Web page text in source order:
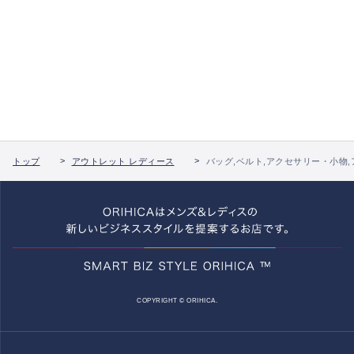
トップ アウトレット レディース バッグ,ベルト,アクセサリー・小物
COPYRIGHT © ORIHICA.